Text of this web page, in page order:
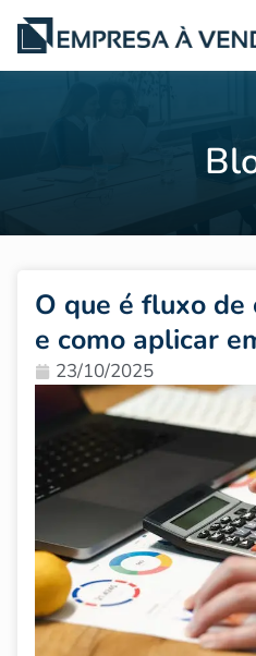
O que é fluxo
e como aplicar
23/10/2025